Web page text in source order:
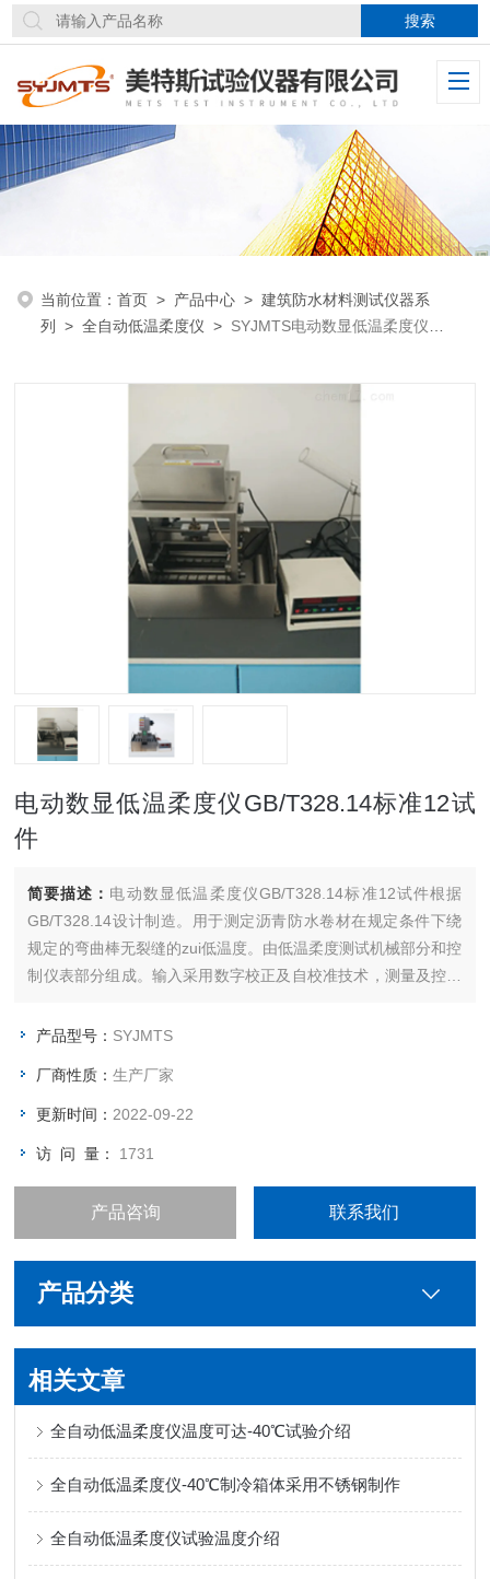
当前位置：首页 > 产品中心 >建筑防水材料测试仪器系
列
>全自动低温柔度仪 > SYJMTS电动数显低温柔度仪
电动数显低温柔度仪GB/T328.14标准12试
件
简要描述： 电动数显低温柔度仪GB/T328.14标准12试件根据
GB/T328.14设计制造。用于测定沥青防水卷材在规定条件下绕
规定的弯曲棒无裂缝的zui低温度。由低温柔度测试机械部分和控
制仪表部分组成。输入采用数字校正及自校准技术，测量及控制
护和隔离设计，抗干扰性能强、可靠性高。在冷冻液或空气中工
产品型号： SYJMTS
厂商性质：生产厂家
更新时间： 2022-09-22
访 问 量： 1731
产品咨询 联系我们
产品分类
相关文章
全自动低温柔度仪温度可达-40℃试验介绍
全自动低温柔度仪-40℃制冷箱体采用不锈钢制作
全自动低温柔度仪试验温度介绍